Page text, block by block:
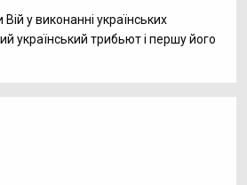
Вій у виконанні українських
український трибьют і першу його